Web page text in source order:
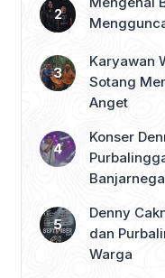
Karyawan
Sotang Meninggal Dunia Tercebur Sungai
Anget
Konser
Denny
dan
Warga